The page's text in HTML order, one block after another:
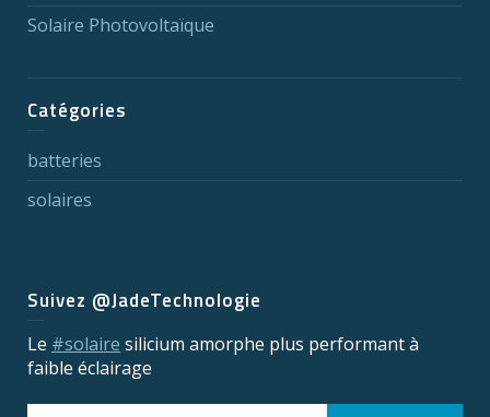
Solaire Photovoltaïque
Catégories
batteries
solaires
Suivez @JadeTechnologie
Le #solaire silicium amorphe plus performant à
faible éclairage